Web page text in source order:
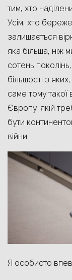
тим, хто
Усім, хто
залишається
яка більша, ніж
сотень
більшості з
саме тому такої
Європу, якій
бути
війни.
Я особисто